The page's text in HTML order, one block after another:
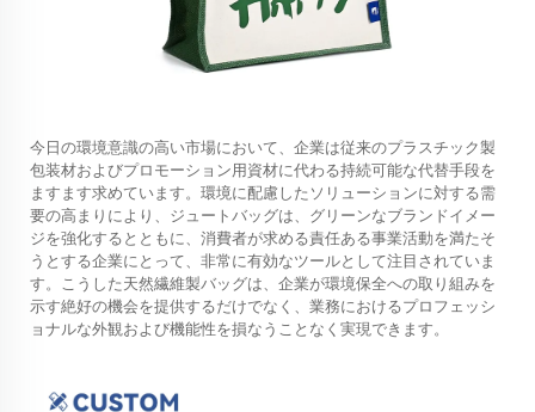
今日の環境意識の高い市場において、企業は従来のプラスチック製
包装材およびプロモーション用資材に代わる持続可能な代替手段を
ますます求めています。環境に配慮したソリューションに対する需
要の高まりにより、ジュートバッグは、グリーンなブランドイメー
ジを強化するとともに、消費者が求める責任ある事業活動を満たそ
うとする企業にとって、非常に有効なツールとして注目されていま
す。こうした天然繊維製バッグは、企業が環境保全への取り組みを
示す絶好の機会を提供するだけでなく、業務におけるプロフェッシ
ョナルな外観および機能性を損なうことなく実現できます。